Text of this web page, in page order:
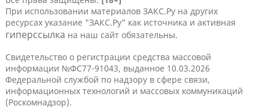
При использовании материалов ЗАКС.Ру на других
ресурсах указание "ЗАКС.Ру" как источника и активная
гиперссылка на наш сайт обязательны.
Свидетельство о регистрации средства массовой
информации №ФС77-91043, выданное 10.03.2026
Федеральной службой по надзору в сфере связи,
информационных технологий и массовых коммуникаций
(Роскомнадзор).